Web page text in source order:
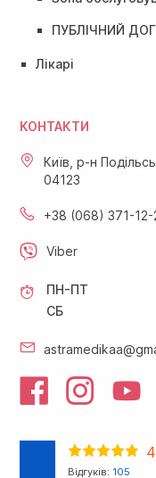
ПУБЛІЧНИЙ
Лікарі
КОНТАКТИ
Київ, р-н
04123
+38 (068) 371-12-
Viber
ПН-ПТ
СБ
Відгуків: 105